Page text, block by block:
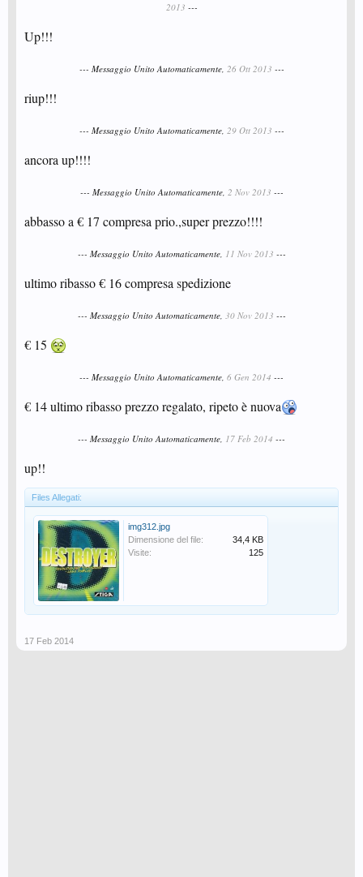
2013 ---
Up!!!
--- Messaggio Unito Automaticamente, 26 Ott 2013 ---
riup!!!
--- Messaggio Unito Automaticamente, 29 Ott 2013 ---
ancora up!!!!
--- Messaggio Unito Automaticamente, 2 Nov 2013 ---
abbasso a € 17 compresa prio.,super prezzo!!!!
--- Messaggio Unito Automaticamente, 11 Nov 2013 ---
ultimo ribasso € 16 compresa spedizione
--- Messaggio Unito Automaticamente, 30 Nov 2013 ---
€ 15
--- Messaggio Unito Automaticamente, 6 Gen 2014 ---
€ 14 ultimo ribasso prezzo regalato, ripeto è nuova
--- Messaggio Unito Automaticamente, 17 Feb 2014 ---
up!!
Files Allegati:
img312.jpg
Dimensione del file:
34,4 KB
Visite:
125
17 Feb 2014